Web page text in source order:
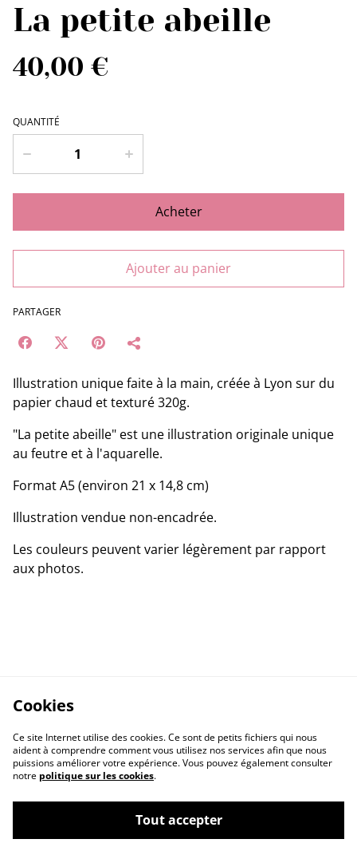
La petite abeille
40,00 €
QUANTITÉ
Acheter
Ajouter au panier
PARTAGER
Illustration unique faite à la main, créée à Lyon sur du
papier chaud et texturé 320g.
"La petite abeille" est une illustration originale unique
au feutre et à l'aquarelle.
Format A5 (environ 21 x 14,8 cm)
Illustration vendue non-encadrée.
Les couleurs peuvent varier légèrement par rapport
aux photos.
Cookies
Ce site Internet utilise des cookies. Ce sont de petits fichiers qui nous
aident à comprendre comment vous utilisez nos services afin que nous
puissions améliorer votre expérience. Vous pouvez également consulter
notre politique sur les cookies.
Tout accepter